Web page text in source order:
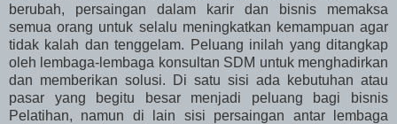
berubah, persaingan dalam karir dan bisnis memaksa
semua orang untuk selalu meningkatkan kemampuan agar
tidak kalah dan tenggelam. Peluang inilah yang ditangkap
oleh lembaga-lembaga konsultan SDM untuk menghadirkan
dan memberikan solusi. Di satu sisi ada kebutuhan atau
pasar yang begitu besar menjadi peluang bagi bisnis
Pelatihan, namun di lain sisi persaingan antar lembaga